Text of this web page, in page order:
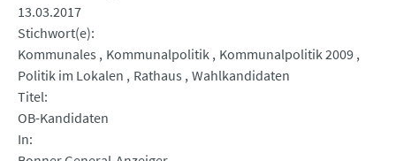
13.03.2017
Stichwort(e)
Kommunales
Kommunalpolitik Kommunalpolitik 2009
Politik im Lokalen
Rathaus Wahlkandidaten
Titel
OB-Kandidaten
In